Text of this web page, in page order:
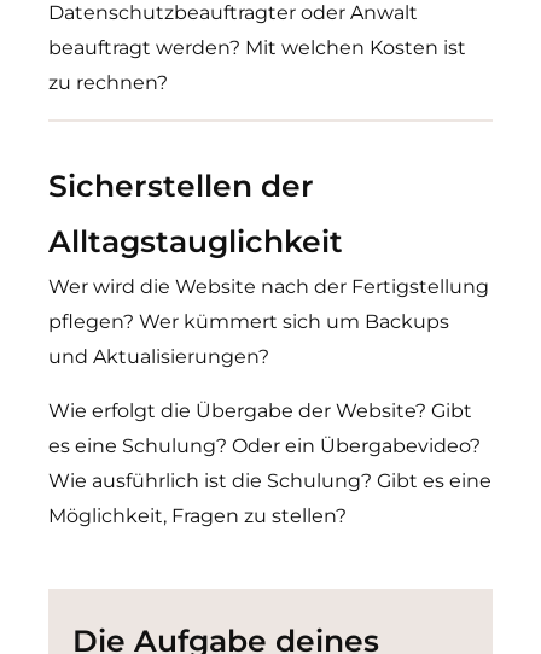
Datenschutzbeauftragter oder Anwalt
beauftragt werden? Mit welchen Kosten ist
zu rechnen?
Sicherstellen der
Alltagstauglichkeit
Wer wird die Website nach der Fertigstellung
pflegen? Wer kümmert sich um Backups
und Aktualisierungen?
Wie erfolgt die Übergabe der Website? Gibt
es eine Schulung? Oder ein Übergabevideo?
Wie ausführlich ist die Schulung? Gibt es eine
Möglichkeit, Fragen zu stellen?
Die Aufgabe deines